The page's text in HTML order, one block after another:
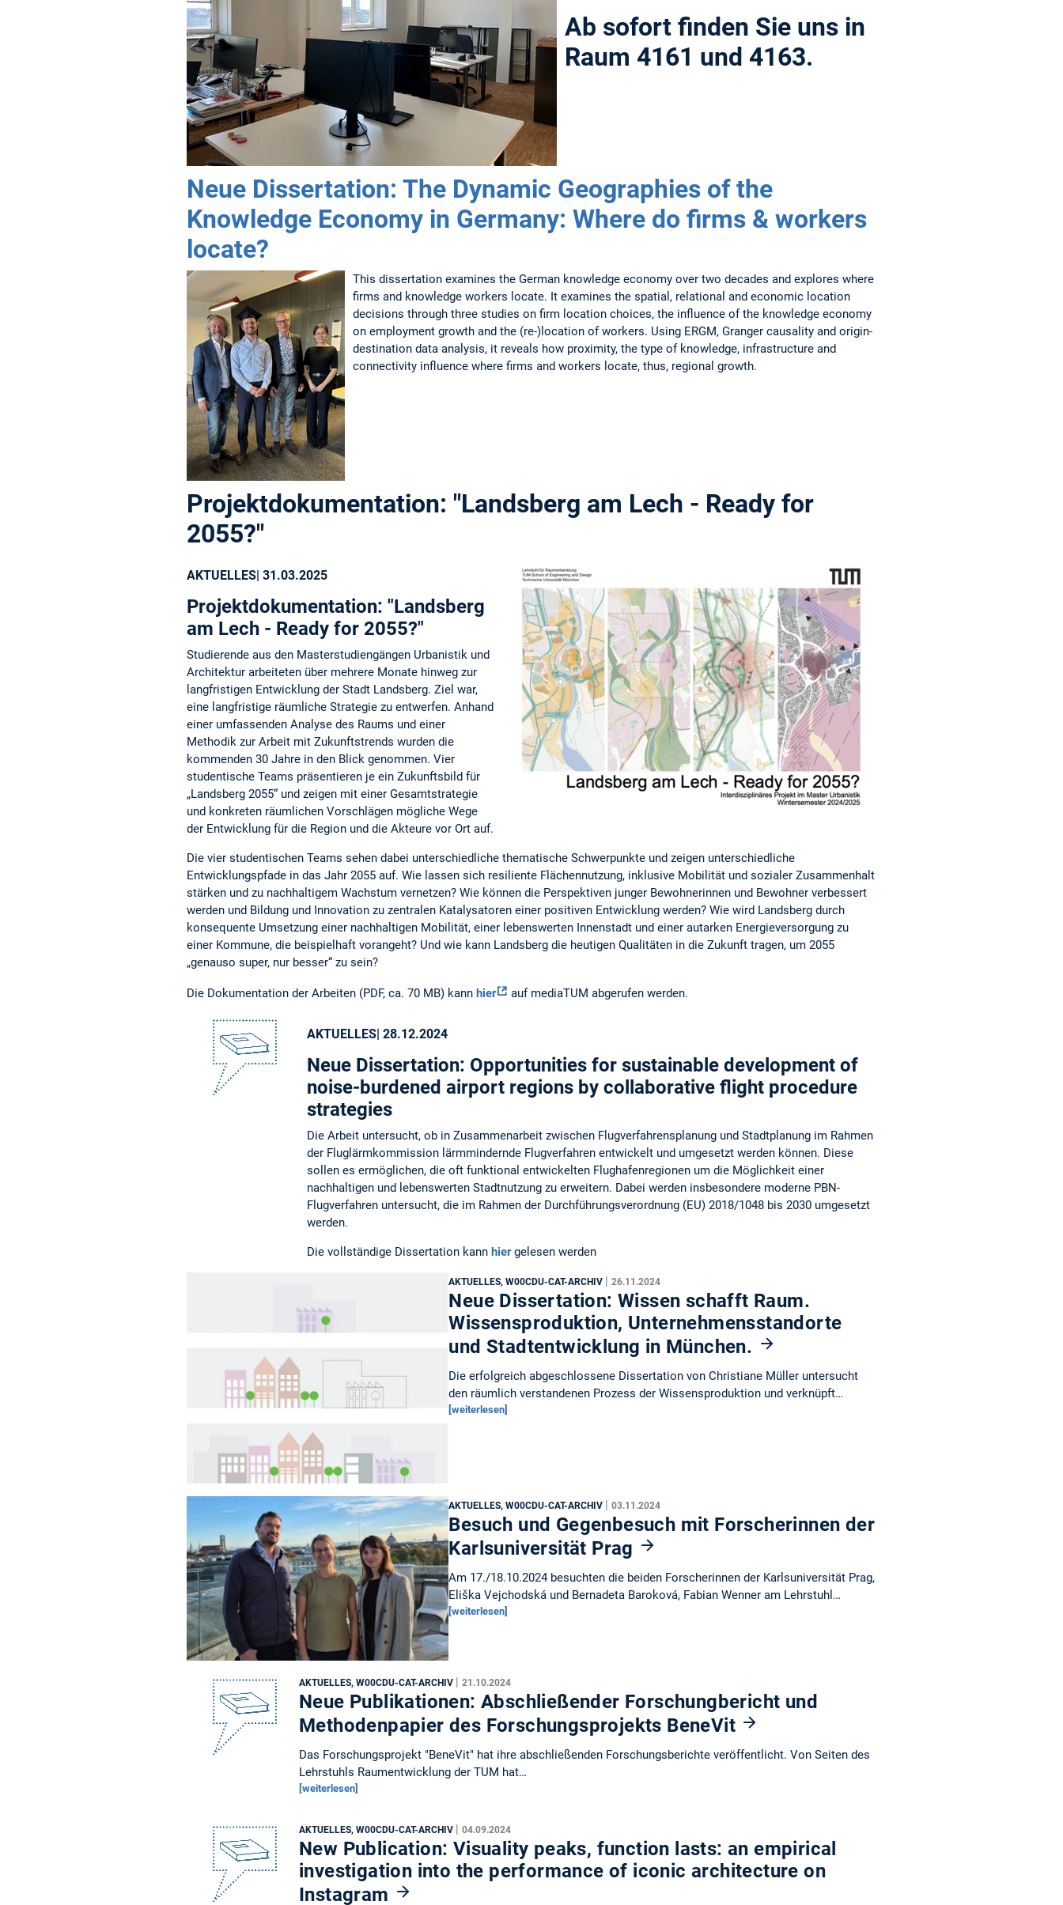
Ab sofort finden Sie uns in
Raum 4161 und 4163.
Neue Dissertation: The Dynamic Geographies of the
Knowledge Economy in Germany: Where do firms & workers
locate?
This dissertation examines the German knowledge economy over two decades and explores where
firms and knowledge workers locate. It examines the spatial, relational and economic location
decisions through three studies on firm location choices, the influence of the knowledge economy
on employment growth and the (re-)location of workers. Using ERGM, Granger causality and origin-
destination data analysis, it reveals how proximity, the type of knowledge, infrastructure and
connectivity influence where firms and workers locate, thus, regional growth.
Projektdokumentation: "Landsberg am Lech - Ready for
2055?"
AKTUELLES| 31.03.2025
Projektdokumentation: "Landsberg
am Lech - Ready for 2055?"
Studierende aus den Masterstudiengängen Urbanistik und
Architektur arbeiteten über mehrere Monate hinweg zur
langfristigen Entwicklung der Stadt Landsberg. Ziel war,
eine langfristige räumliche Strategie zu entwerfen. Anhand
einer umfassenden Analyse des Raums und einer
Methodik zur Arbeit mit Zukunftstrends wurden die
kommenden 30 Jahre in den Blick genommen. Vier
studentische Teams präsentieren je ein Zukunftsbild für
„Landsberg 2055“ und zeigen mit einer Gesamtstrategie
und konkreten räumlichen Vorschlägen mögliche Wege
der Entwicklung für die Region und die Akteure vor Ort auf.
Die vier studentischen Teams sehen dabei unterschiedliche thematische Schwerpunkte und zeigen unterschiedliche
Entwicklungspfade in das Jahr 2055 auf. Wie lassen sich resiliente Flächennutzung, inklusive Mobilität und sozialer Zusammenhalt
stärken und zu nachhaltigem Wachstum vernetzen? Wie können die Perspektiven junger Bewohnerinnen und Bewohner verbessert
werden und Bildung und Innovation zu zentralen Katalysatoren einer positiven Entwicklung werden? Wie wird Landsberg durch
konsequente Umsetzung einer nachhaltigen Mobilität, einer lebenswerten Innenstadt und einer autarken Energieversorgung zu
einer Kommune, die beispielhaft vorangeht? Und wie kann Landsberg die heutigen Qualitäten in die Zukunft tragen, um 2055
„genauso super, nur besser“ zu sein?
Die Dokumentation der Arbeiten (PDF, ca. 70 MB) kann hier auf mediaTUM abgerufen werden.
AKTUELLES | 28.12.2024
Neue Dissertation: Opportunities for sustainable development of
noise-burdened airport regions by collaborative flight procedure
strategies
Die Arbeit untersucht, ob in Zusammenarbeit zwischen Flugverfahrensplanung und Stadtplanung im Rahmen
der Fluglärmkommission lärmmindernde Flugverfahren entwickelt und umgesetzt werden können. Diese
sollen es ermöglichen, die oft funktional entwickelten Flughafenregionen um die Möglichkeit einer
nachhaltigen und lebenswerten Stadtnutzung zu erweitern. Dabei werden insbesondere moderne PBN-
Flugverfahren untersucht, die im Rahmen der Durchführungsverordnung (EU) 2018/1048 bis 2030 umgesetzt
werden.
Die vollständige Dissertation kann hiergelesen werden
AKTUELLES, W00CDU-CAT-ARCHIV |26.11.2024
Neue Dissertation: Wissen schafft Raum.
Wissensproduktion, Unternehmensstandorte
und Stadtentwicklung in München.
Die erfolgreich abgeschlossene Dissertation von Christiane Müller untersucht
den räumlich verstandenen Prozess der Wissensproduktion und verknüpft…
[weiterlesen]
AKTUELLES, W00CDU-CAT-ARCHIV |03.11.2024
Besuch und Gegenbesuch mit Forscherinnen der
Karlsuniversität Prag
Am 17./18.10.2024 besuchten die beiden Forscherinnen der Karlsuniversität Prag,
Eliška Vejchodská und Bernadeta Baroková, Fabian Wenner am Lehrstuhl…
[weiterlesen]
AKTUELLES, W00CDU-CAT-ARCHIV | 21.10.2024
Neue Publikationen: Abschließender Forschungbericht und
Methodenpapier des Forschungsprojekts BeneVit
Das Forschungsprojekt "BeneVit" hat ihre abschließenden Forschungsberichte veröffentlicht. Von Seiten des
Lehrstuhls Raumentwicklung der TUM hat…
[weiterlesen]
AKTUELLES, W00CDU-CAT-ARCHIV | 04.09.2024
New Publication: Visuality peaks, function lasts: an empirical
investigation into the performance of iconic architecture on
Instagram